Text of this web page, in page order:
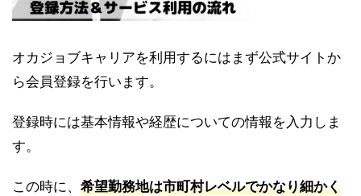
オカジョブキャリアを利用するにはまず公式サイトか
ら会員登録を行います。
登録時には基本情報や経歴についての情報を入力しま
す。
この時に、 希望勤務地は市町村レベルでかなり細かく